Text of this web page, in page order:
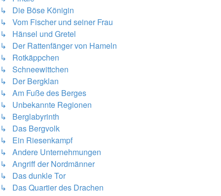
↳ Die Böse Königin
↳ Vom Fischer und seiner Frau
↳ Hänsel und Gretel
↳ Der Rattenfänger von Hameln
↳ Rotkäppchen
↳ Schneewittchen
↳ Der Bergklan
↳ Am Fuße des Berges
↳ Unbekannte Regionen
↳ Berglabyrinth
↳ Das Bergvolk
↳ Ein Riesenkampf
↳ Andere Unternehmungen
↳ Angriff der Nordmänner
↳ Das dunkle Tor
↳ Das Quartier des Drachen